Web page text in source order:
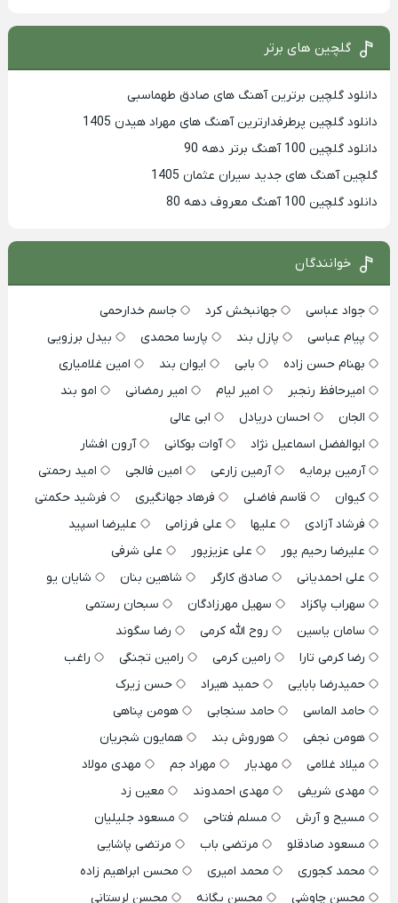
گلچین های برتر
دانلود گلچین برترین آهنگ های صادق طهماسبی
دانلود گلچین پرطرفدارترین آهنگ های مهراد هیدن 1405
دانلود گلچین 100 آهنگ برتر دهه 90
گلچین آهنگ های جدید سیران عثمان 1405
دانلود گلچین 100 آهنگ معروف دهه 80
خوانندگان
جواد عباسی جهانبخش کرد
جاسم خدارحمی
پیام عباسی
پازل بند پارسا محمدی
بیدل برزویی
بهنام حسن زاده
بابی ایوان بند
امین غلامیاری
امیرحافظ رنجبر
امیر لیام امیر رمضانی
امو بند
الجان
احسان دریادل
ابی عالی
ابوالفضل اسماعیل نژاد
آوات بوکانی
آرون افشار
آرمین برمایه
آرمین زارعی امین فالجی
امید رحمتی
کیوان
قاسم فاضلی فرهاد جهانگیری
فرشید حکمتی
فرشاد آزادی
علیها علی فرزامی
علیرضا اسپید
علیرضا رحیم پور
علی عزیزپور
علی شرفی
علی احمدیانی
صادق کارگر شاهین بنان
شایان یو
سهراب پاکزاد
سهیل مهرزادگان
سبحان رستمی
سامان یاسین
روح الله کرمی
رضا سگوند
رضا کرمی تارا
رامین کرمی رامین تجنگی
راغب
حمیدرضا بابایی
حمید هیراد
حسن زیرک
حامد الماسی
حامد سنجابی
هومن پناهی
هومن نجفی
هوروش بند
همایون شجریان
میلاد غلامی
مهدیار مهراد جم
مهدی مولاد
مهدی شریفی
مهدی احمدوند
معین زد
مسیح و آرش
مسلم فتاحی
مسعود جلیلیان
مسعود صادقلو
مرتضی باب
مرتضی پاشایی
محمد کجوری
محمد امیری
محسن ابراهیم زاده
محسن چاوشی
محسن یگانه محسن لرستانی